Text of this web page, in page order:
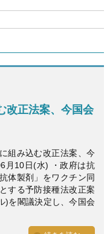
改正法案、今国会
組み込む改正法案、今
月10日(水) ・政府は抗
体製剤」をワクチン同
する予防接種法改正案
)を閣議決定し、今国会